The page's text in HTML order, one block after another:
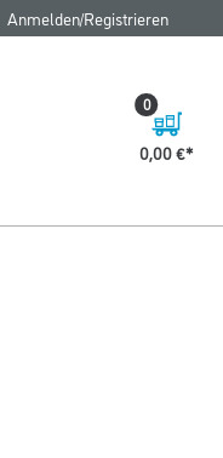
Anmelden/Registrieren
0,00 €
0